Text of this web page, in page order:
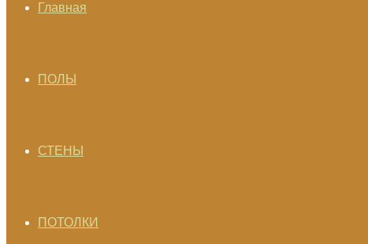
Главная
ПОЛЫ
СТЕНЫ
ПОТОЛКИ